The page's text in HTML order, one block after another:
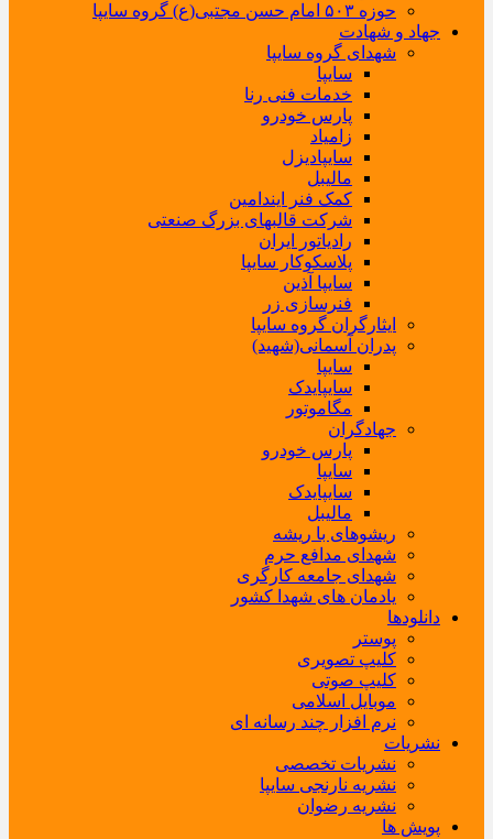
حوزه ۵۰۳ امام حسن مجتبی(ع) گروه سایپا
جهاد و شهادت
شهدای گروه سایپا
سایپا
خدمات فنی رنا
پارس خودرو
زامیاد
سایپادیزل
مالیبل
کمک فنر ایندامین
شرکت قالبهای بزرگ صنعتی
رادیاتور ایران
پلاسکوکار سایپا
سایپا آذین
فنرسازی زر
ایثارگران گروه سایپا
پدران آسمانی(شهید)
سایپا
سایپایدک
مگاموتور
جهادگران
پارس خودرو
سایپا
سایپایدک
مالیبل
ریشوهای با ریشه
شهدای مدافع حرم
شهدای جامعه کارگری
یادمان های شهدا کشور
دانلودها
پوستر
کلیپ تصویری
کلیپ صوتی
موبایل اسلامی
نرم افزار چند رسانه ای
نشریات
نشریات تخصصی
نشریه نارنجی سایپا
نشریه رضوان
پویش ها